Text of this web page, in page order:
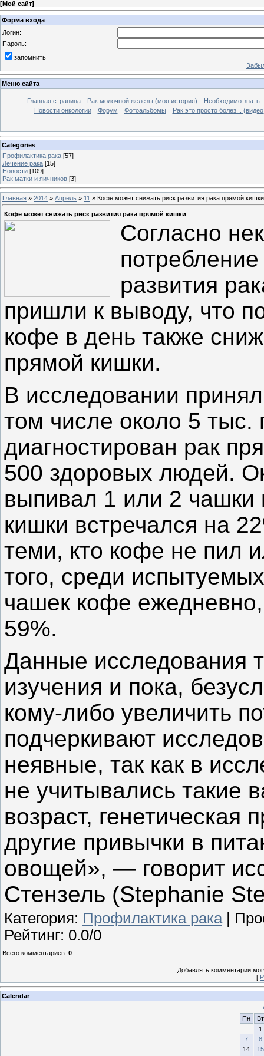
[Мой сайт]
Форма входа
Логин:
Пароль:
запомнить
Меню сайта
Главная страница Рак молочной железы (моя история)
Необходимо знать.
Новости онкологии
Форум Фотоальбомы Рак это просто болез...
Categories
Профилактика рака [57]
Лечение рака [15]
Новости [109]
Рак матки и яичников [3]
Главная » 2014 » Апрель » 11 » Кофе может снижать риск развития рака прямой кишки
Кофе может снижать риск развития рака прямой кишки
Согласно
развития
пришли к выводу, что
кофе в день также
прямой кишки.
В исследовании
том числе около 5 тыс.
диагностирован рак
500 здоровых людей.
выпивал 1 или 2 чашки
кишки встречался на
теми, кто кофе не пил
того, среди
чашек кофе
59%.
Данные исследования
изучения и пока,
кому-либо увеличить
подчеркивают
неявные, так как в
не учитывались такие
возраст, генетическая
другие привычки в
овощей», — говорит
Стензель (Stephanie
Категория: Профилактика рака|
Рейтинг: 0.0/0
Всего комментариев: 0
Добавлять комментарии
[
Calendar
Пн
Вт
1
7
8
14
15